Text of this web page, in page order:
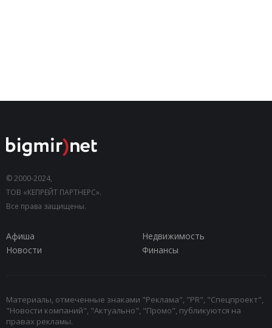
© 2000-2024,
ТОВ «КЕПРЕЙТ ПАРТНЕРС».
Все права защищены.
Афиша
Недвижимость
Новости
Финансы
Материалы, отмеченные знаками "Реклама", "PR", "Спецпроект",
"Новости компаний", "Актуально", "Промо", публикуются на
правах рекламы.